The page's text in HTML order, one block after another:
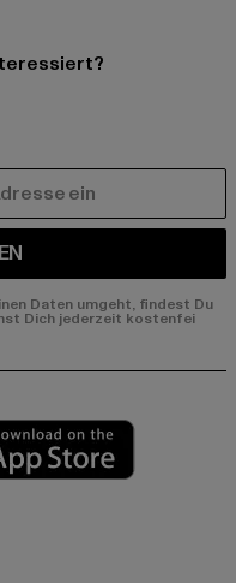
Daten umgeht, findest Du
Dich jederzeit kostenfei